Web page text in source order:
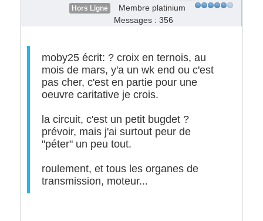
Hors Ligne
Membre platinium
Messages : 356
moby25 écrit: ? croix en ternois, au
mois de mars, y'a un wk end ou c'est
pas cher, c'est en partie pour une
oeuvre caritative je crois.
la circuit, c'est un petit bugdet ?
prévoir, mais j'ai surtout peur de
"péter" un peu tout.
roulement, et tous les organes de
transmission, moteur...